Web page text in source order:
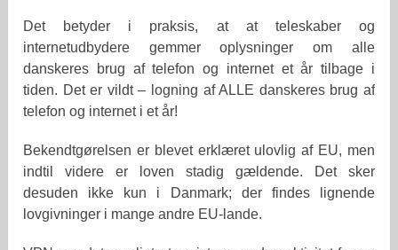
Det betyder i praksis, at at teleskaber og
internetudbydere gemmer oplysninger om alle
danskeres brug af telefon og internet et år tilbage i
tiden. Det er vildt – logning af ALLE danskeres brug af
telefon og internet i et år!
Bekendtgørelsen er blevet erklæret ulovlig af EU, men
indtil videre er loven stadig gældende. Det sker
desuden ikke kun i Danmark; der findes lignende
lovgivninger i mange andre EU-lande.